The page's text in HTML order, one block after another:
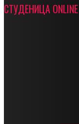
СТУДЕНИЦА ONLINE